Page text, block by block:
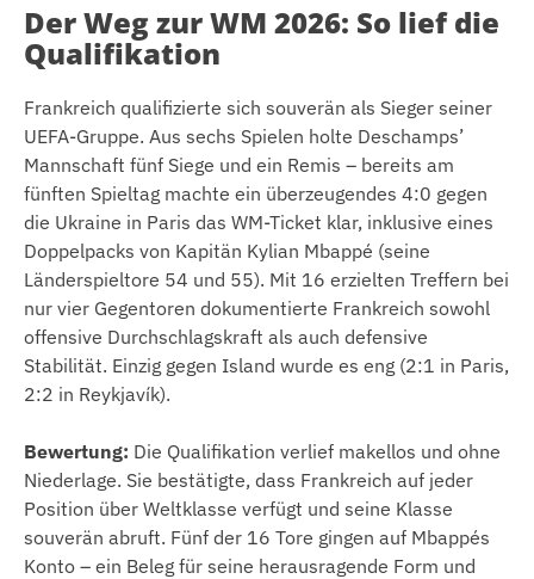
Der Weg zur WM 2026: So lief die
Qualifikation
Frankreich qualifizierte sich souverän als Sieger seiner
UEFA-Gruppe. Aus sechs Spielen holte Deschamps’
Mannschaft fünf Siege und ein Remis – bereits am
fünften Spieltag machte ein überzeugendes 4:0 gegen
die Ukraine in Paris das WM-Ticket klar, inklusive eines
Doppelpacks von Kapitän Kylian Mbappé (seine
Länderspieltore 54 und 55). Mit 16 erzielten Treffern bei
nur vier Gegentoren dokumentierte Frankreich sowohl
offensive Durchschlagskraft als auch defensive
Stabilität. Einzig gegen Island wurde es eng (2:1 in Paris,
2:2 in Reykjavík).
Bewertung: Die Qualifikation verlief makellos und ohne
Niederlage. Sie bestätigte, dass Frankreich auf jeder
Position über Weltklasse verfügt und seine Klasse
souverän abruft. Fünf der 16 Tore gingen auf Mbappés
Konto – ein Beleg für seine herausragende Form und